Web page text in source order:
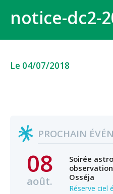
notice-dc2-
Le 04/07/2018
PROCHAIN
08
août.
Soirée
Osséja
Réserve ciel